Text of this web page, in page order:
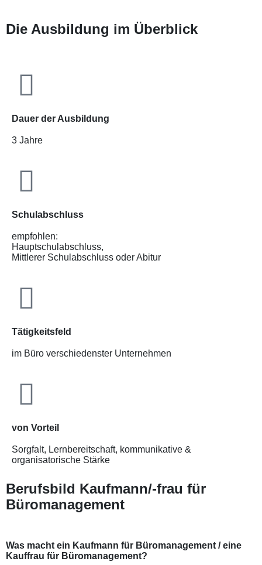
Die Ausbildung im Überblick
Dauer der Ausbildung
3 Jahre
Schulabschluss
empfohlen:
Hauptschulabschluss,
Mittlerer Schulabschluss oder Abitur
Tätigkeitsfeld
im Büro verschiedenster Unternehmen
von Vorteil
Sorgfalt, Lernbereitschaft, kommunikative &
organisatorische Stärke
Berufsbild Kaufmann/-frau für
Büromanagement
Was macht ein Kaufmann für Büromanagement / eine
Kauffrau für Büromanagement?